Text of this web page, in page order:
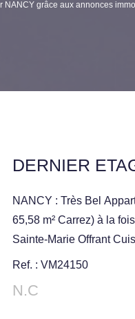
grâce aux annonces
NANCY : Très Bel
65,58 m² Carrez) à la
Sainte-Marie Offrant
Chambres, Salle d'eau,
Panoramique.
Immeuble de
Ref. : VM24150
N.C